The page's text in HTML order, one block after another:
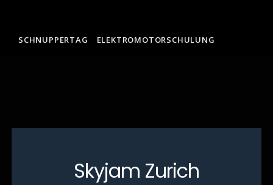
SCHNUPPERTAG ELEKTROMOTORSCHULUNG
Skyjam Zurich